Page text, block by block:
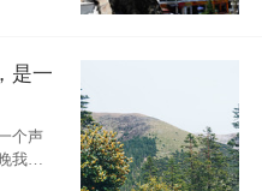
是一
个声
我匍